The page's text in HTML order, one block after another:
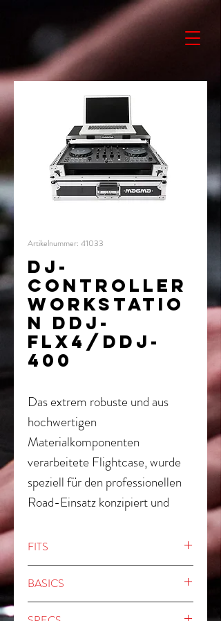
Artikelnummer: 41033
DJ-
CONTROLLER
WORKSTATIO
N DDJ-
FLX4/DDJ-
400
Das extrem robuste und aus
hochwertigen
Materialkomponenten
verarbeitete Flightcase, wurde
speziell für den professionellen
Road-Einsatz konzipiert und
für einen Pioneer DDJ-FLX4
und DDJ-400 Controller. Dank
der integrierten, ausfahrbaren
Laptop-Ablage ist das Case auch
FITS
Pioneer DDJ-400
Pioneer DDJ-SB3
BASICS